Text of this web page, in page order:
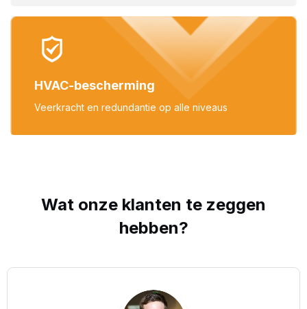
HVAC-bescherming
Veerkracht en redundantie op alle niveaus
Wat onze klanten te zeggen
hebben?